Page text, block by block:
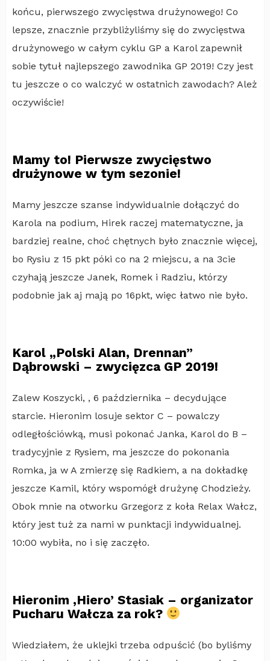
końcu, pierwszego zwycięstwa drużynowego! Co
lepsze, znacznie przybliżyliśmy się do zwycięstwa
drużynowego w całym cyklu GP a Karol zapewnił
sobie tytuł najlepszego zawodnika GP 2019! Czy jest
tu jeszcze o co walczyć w ostatnich zawodach? Ależ
oczywiście!
Mamy to! Pierwsze zwycięstwo
drużynowe w tym sezonie!
Mamy jeszcze szanse indywidualnie dołączyć do
Karola na podium, Hirek raczej matematyczne, ja
bardziej realne, choć chętnych było znacznie więcej,
bo Rysiu z 15 pkt póki co na 2 miejscu, a na 3cie
czyhają jeszcze Janek, Romek i Radziu, którzy
podobnie jak aj mają po 16pkt, więc łatwo nie było.
Karol „Polski Alan, Drennan”
Dąbrowski – zwycięzca GP 2019!
Zalew Koszycki, , 6 października – decydujące
starcie. Hieronim losuje sektor C – powalczy
odległościówką, musi pokonać Janka, Karol do B –
tradycyjnie z Rysiem, ma jeszcze do pokonania
Romka, ja w A zmierzę się Radkiem, a na dokładkę
jeszcze Kamil, który wspomógł drużynę Chodzieży.
Obok mnie na otworku Grzegorz z koła Relax Wałcz,
który jest tuż za nami w punktacji indywidualnej.
10:00 wybiła, no i się zaczęło.
Hieronim ‚Hiero’ Stasiak – organizator
Pucharu Wałcza za rok?
Wiedziałem, że uklejki trzeba odpuścić (bo byliśmy